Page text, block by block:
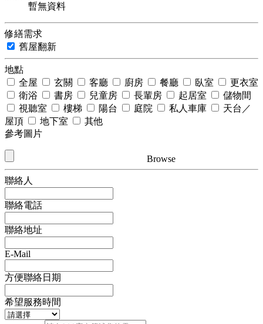
暫無資料
修繕需求
舊屋翻新
地點
全屋
玄關 客廳 廚房 餐廳 臥室
更衣室
衛浴
書房 兒童房 長輩房 起居室
儲物間
視聽室
樓梯 陽台 庭院 私人車庫
天台／
屋頂
地下室
其他
參考圖片
Browse
聯絡人
聯絡電話
聯絡地址
E-Mail
方便聯絡日期
希望服務時間